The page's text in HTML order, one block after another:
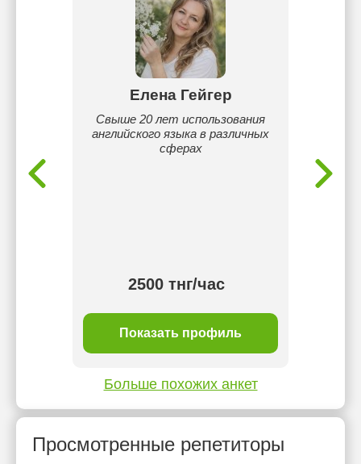
апреле
Живу
Елена Гейгер
Свыше 20 лет использования
английского языка в различных
сферах
2500 тнг/час
Показать профиль
Больше похожих анкет
Просмотренные репетиторы